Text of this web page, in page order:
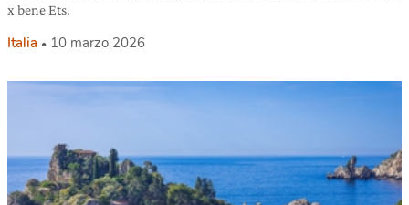
x bene Ets.
Italia 10 marzo 2026